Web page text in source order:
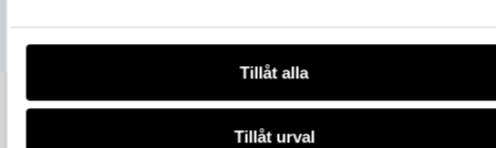
Tillåt alla
Tillåt urval